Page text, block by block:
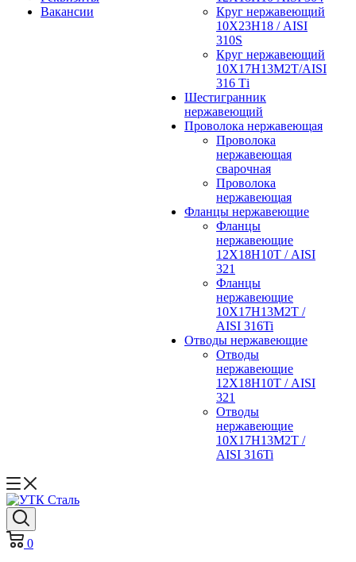
Вакансии
Круг нержавеющий
10Х23Н18 / AISI
310S
Круг нержавеющий
10Х17Н13М2Т/AISI
316 Тi
Шестигранник
нержавеющий
Проволока нержавеющая
Проволока
нержавеющая
сварочная
Проволока
нержавеющая
Фланцы нержавеющие
Фланцы
нержавеющие
12Х18Н10Т / AISI
321
Фланцы
нержавеющие
10Х17Н13М2Т /
AISI 316Ti
Отводы нержавеющие
Отводы
нержавеющие
12Х18Н10Т / AISI
321
Отводы
нержавеющие
10Х17Н13М2Т /
AISI 316Ti
0